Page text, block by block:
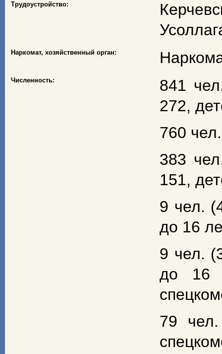
Трудоустройство:
Наркомат, хозяйственный орган:
Численность:
841
272,
760
383
151,
9 чел.
до 16
9 чел.
до 16
79